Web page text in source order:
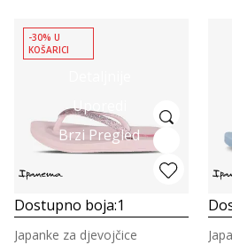
Uporedi
Brzi Pregled
-30% U
KOŠARICI
Dostupno boja:1
Japanke za djevojčice